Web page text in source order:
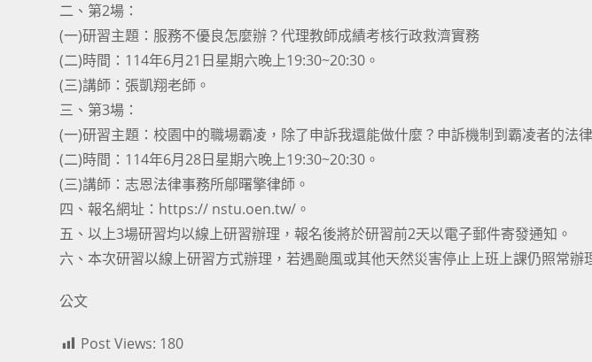
二、第2場：
(一)研習主題：服務不優良怎麼辦？代理教師成績考核行政救濟實務
(二)時間：114年6月21日星期六晚上19:30~20:30。
(三)講師：張凱翔老師。
三、第3場：
(一)研習主題：校園中的職場霸凌，除了申訴我還能做什麼？申訴機制到霸凌者的法
(二)時間：114年6月28日星期六晚上19:30~20:30。
(三)講師：志恩法律事務所鄔曙擎律師。
四、報名網址：https:// nstu.oen.tw/。
五、以上3場研習均以線上研習辦理，報名後將於研習前2天以電子郵件寄發通知。
六、本次研習以線上研習方式辦理，若遇颱風或其他天然災害停止上班上課仍照常辦
公文
Post Views: 180